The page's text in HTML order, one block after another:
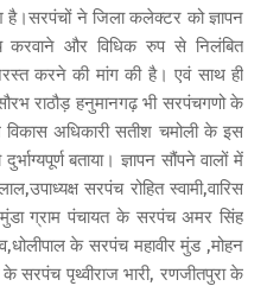
है।सरपंचों ने जिला कलेक्टर को ज्ञापन
करवाने और विधिक रुप से निलंबित
करने की मांग की है। एवं साथ ही
राठौड़ हनुमानगढ़ भी सरपंचगणो के
विकास अधिकारी सतीश चमोली के इस
बताया। ज्ञापन सौंपने वालों में
सरपंच रोहित स्वामी,वारिस
ग्राम पंचायत के सरपंच अमर सिंह
के सरपंच महावीर मुंड ,मोहन
सरपंच पृथ्वीराज भारी, रणजीतपुरा के